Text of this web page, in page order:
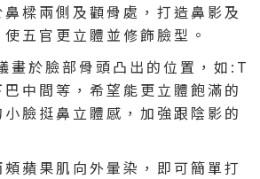
樑兩側及顴骨處，打造鼻影及
五官更立體並修飾臉型。
畫於臉部骨頭凸出的位置，如:T
中間等，希望能更立體飽滿的
臉挺鼻立體感，加強跟陰影的
蘋果肌向外暈染，即可簡單打